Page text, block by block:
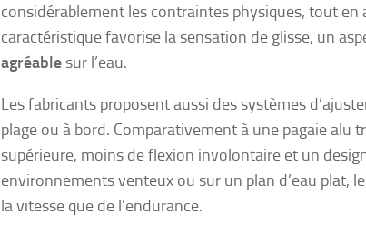
considérablement les contraintes physiques, tout
caractéristique favorise la sensation de glisse, un
agréablesur l’eau.
Les fabricants proposent aussi des systèmes
plage ou à bord. Comparativement à une pagaie
supérieure, moins de flexion involontaire et un
environnements venteux ou sur un plan d’eau plat,
la vitesse que de l’endurance.